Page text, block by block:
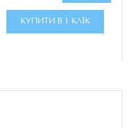
КУПИТИ В 1 КЛІК